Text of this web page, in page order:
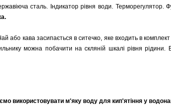
сталь. Індикатор рівня води. Терморегулятор.
кава засипається в ситечко, яке входить в
можна побачити на скляній шкалі рівня
м'яку воду для кип'ятіння у